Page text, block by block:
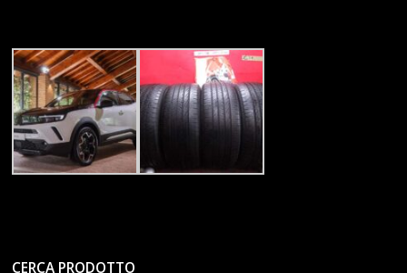
CERCA PRODOTTO